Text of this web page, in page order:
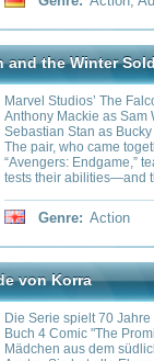
Winter Soldier stars
The Falcon, and
The Winter Soldier.
final moments of
a global adventure that
IMDb:9.1 / 10
alten Serie und dem
das 17-jährige
ist der neue
Luft gemeistert, den
die von Amon
Weltsicherheit wahren?
IMDb:9.1 / 10